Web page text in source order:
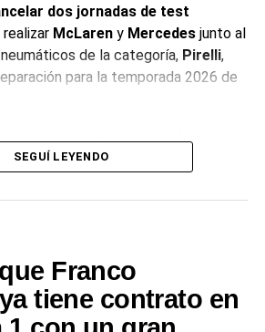
dos jornadas de test
McLareny Mercedes junto al
de la categoría, Pirelli,
para la temporada 2026 de
quetodo su personal se
peligro, aunque resolvieron cancelar
“Las dos jornadas de test de
de lluvia previstas
el circuito de Bahréin han sido
de seguridad, a raíz de la
internacional”, señaló la
SEGUÍ LEYENDO
Franco
tiene contrato en